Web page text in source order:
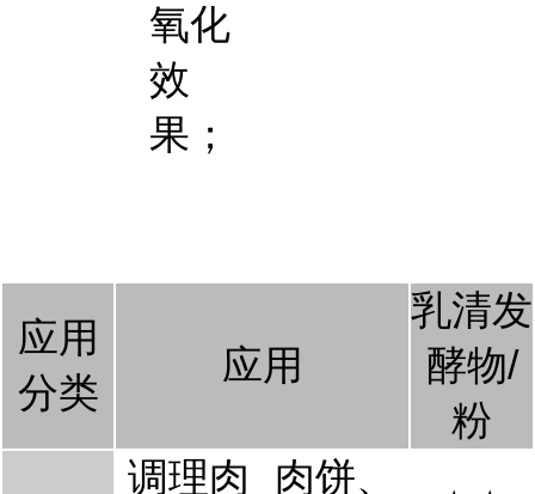
氧化
效
果；
应用
分类
应用
乳清发
酵物/
粉
调理肉
肉饼、